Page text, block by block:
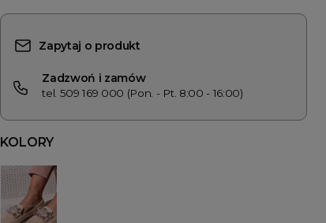
Zapytaj o produkt
Zadzwoń i zamów
tel. 509 169 000 (Pon. - Pt. 8:00 - 16:00)
KOLORY